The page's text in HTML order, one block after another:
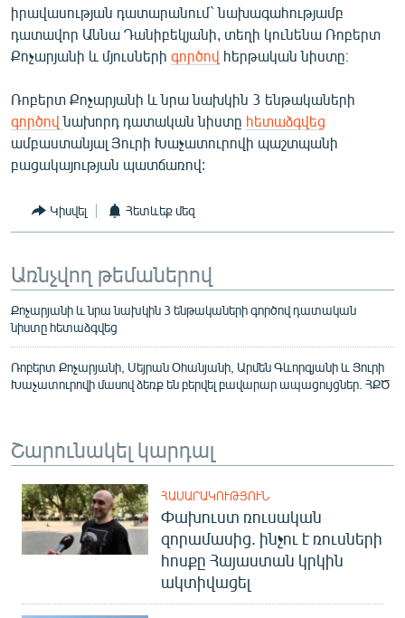
Հայերեն
English
ՀԵՏԵՎԵՔ ՄԵԶ
իրավասության դատարանում` նախագահությամբ
դատավոր Աննա Դանիբեկյանի, տեղի կունենա Ռոբերտ
Քոչարյանի և մյուսների գործով հերթական նիստը։
Ռոբերտ Քոչարյանի և նրա նախկին 3 ենթակաների
գործովնախորդ դատական նիստը հետաձգվեց
ամբաստանյալ Յուրի Խաչատուրովի պաշտպանի
բացակայության պատճառով:
Կիսվել Հետևեք մեզ
Առնչվող թեմաներով
Քոչարյանի և նրա նախկին 3 ենթակաների գործով դատական
նիստը հետաձգվեց
Ռոբերտ Քոչարյանի, Սեյրան Օհանյանի, Արմեն Գևորգյանի և Յուրի
Խաչատուրովի մասով ձեռք են բերվել բավարար ապացույցներ. ՀՔԾ
Շարունակել կարդալ
ՀԱՍԱՐԱԿՈՒԹՅՈՒՆ
Փախուստ ռուսական
զորամասից. ինչու է ռուսների
հոսքը Հայաստան կրկին
ակտիվացել